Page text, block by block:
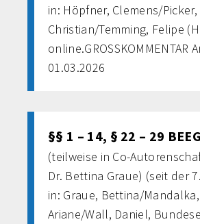
in: Höpfner, Clemens/Picker,
Christian/Temming, Felipe
online.GROSSKOMMENTAR
01.03.2026
§§ 1 – 14, § 22 – 29 BEEG
(teilweise in Co-
Dr. Bettina Graue) (seit der
in: Graue, Bettina/Mandalka,
Ariane/Wall, Daniel,